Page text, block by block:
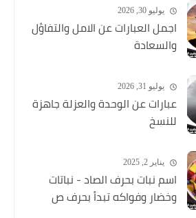
يوليو 30, 2026
اجمل العبارات عن الامل والتفاؤل
والسعادة
يوليو 31, 2026
عبارات عن الوحدة والعزلة جاهزة
للنسخ
يناير 2, 2025
اسم نبات بحرف الصاد - نباتات
وخضار وفواكه تبدأ بحرف ص